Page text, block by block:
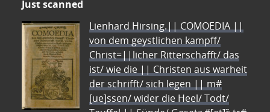
Just scanned
Lienhard Hirsing.|| COMOEDIA ||
von dem geystlichen kampff/
Christ=||licher Ritterschafft/ das
ist/ wie die || Christen aus warheit
der schrifft/ sich legen || m#
[ue]ssen/ wider die Heel/ Todt/